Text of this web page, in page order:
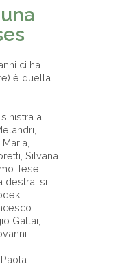
ci ha
è quella
a
Silvana
Tesei.
destra, si
Gattai,